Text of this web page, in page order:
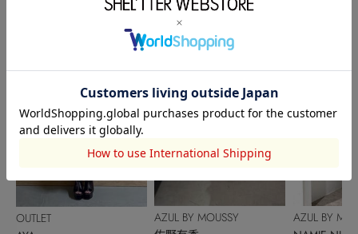
OUTLET
AZUL BY MOUSSY
AZUL BY